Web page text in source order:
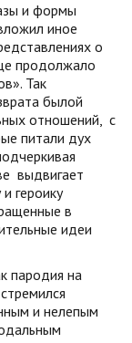
и формы
иное
о
продолжало
Так
былой
отношений, с
питали дух
выдвигает
героику
в
идеи
пародия на
и нелепым